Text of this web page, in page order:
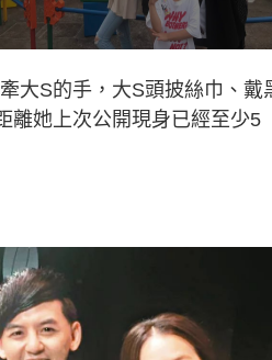
大S的手，大S頭披絲巾、戴
離她上次公開現身已經至少5